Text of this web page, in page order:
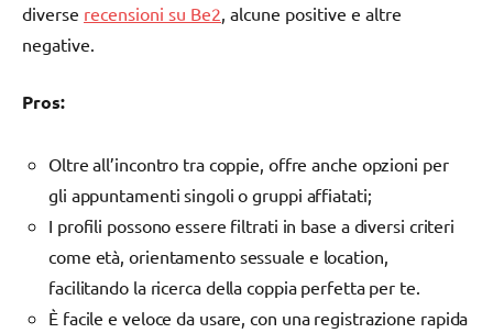
diverse recensioni su Be2 , alcune positive e altre
negative.
Pros:
Oltre all’incontro tra coppie, offre anche opzioni per
gli appuntamenti singoli o gruppi affiatati;
I profili possono essere filtrati in base a diversi criteri
come età, orientamento sessuale e location,
facilitando la ricerca della coppia perfetta per te.
È facile e veloce da usare, con una registrazione rapida